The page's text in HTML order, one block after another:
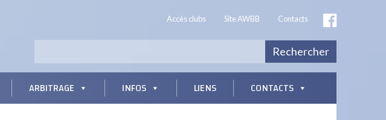
Accès clubs Site AWBB Contacts
Rechercher
ARBITRAGE INFOS LIENS CONTACTS